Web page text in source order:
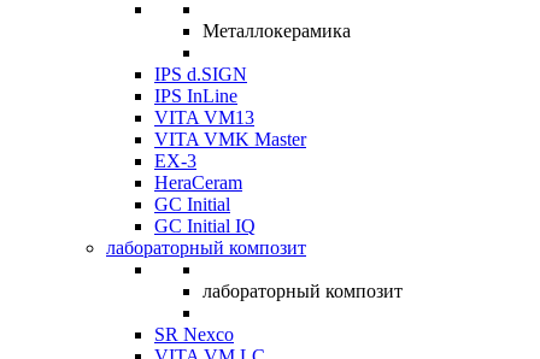
Металлокерамика
IPS d.SIGN
IPS InLine
VITA VM13
VITA VMK Master
EX-3
HeraCeram
GC Initial
GC Initial IQ
лабораторный композит
лабораторный композит
SR Nexco